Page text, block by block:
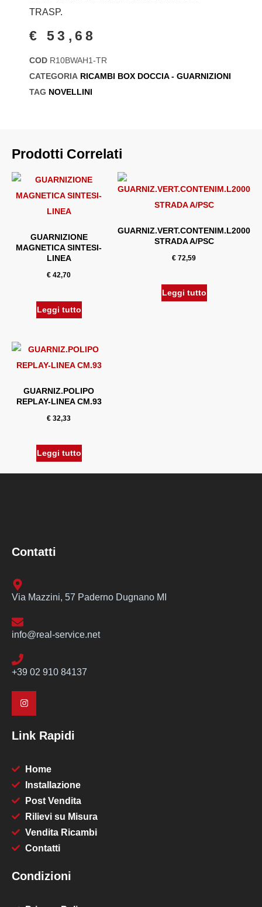
TRASP.
€ 53,68
COD R10BWAH1-TR
CATEGORIA RICAMBI BOX DOCCIA - GUARNIZIONI
TAG NOVELLINI
Prodotti Correlati
GUARNIZIONE
MAGNETICA SINTESI-
LINEA
€ 42,70
Leggi tutto
GUARNIZ.VERT.CONTENIM.L2000
STRADA A/PSC
€ 72,59
Leggi tutto
GUARNIZ.POLIPO
REPLAY-LINEA CM.93
€ 32,33
Leggi tutto
Contatti
Via Mazzini, 57 Paderno Dugnano MI
info@real-service.net
+39 02 910 84137
Link Rapidi
Home
Installazione
Post Vendita
Rilievi su Misura
Vendita Ricambi
Contatti
Condizioni